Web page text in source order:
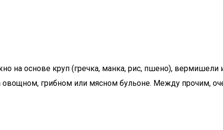
на основе круп (гречка, манка, рис, пшено),
овощном, грибном или мясном бульоне. Между прочим,